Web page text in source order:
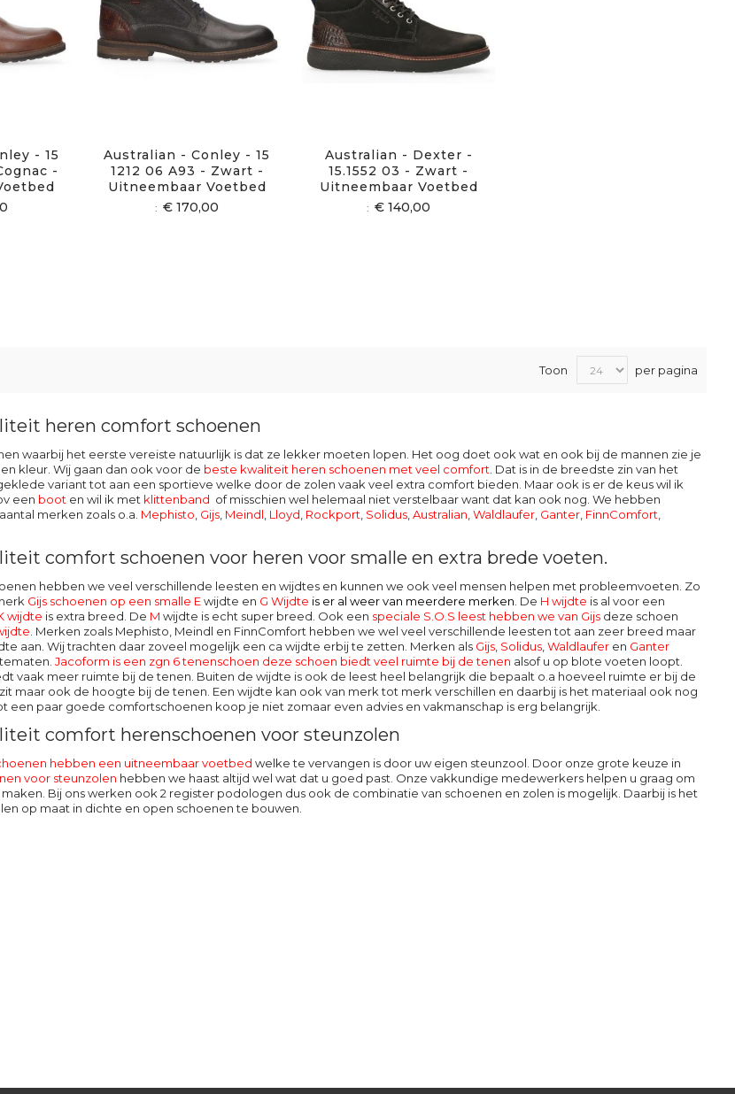
- 15
-
Australian - Conley - 15
1212 06 A93 - Zwart -
Uitneembaar Voetbed
€ 170,00
Australian - Dexter -
15.1552 03 - Zwart -
Uitneembaar Voetbed
€ 140,00
Toon per pagina
heren comfort schoenen
waarbij het eerste vereiste natuurlijk is dat ze lekker moeten lopen. Het oog doet ook wat en ook bij de mannen zie je
kleur. Wij gaan dan ook voor de beste kwaliteit heren schoenen met veel comfort . Dat is in de breedste zin van het
variant tot aan een sportieve welke door de zolen vaak veel extra comfort bieden. Maar ook is er de keus wil ik
een boot en wil ik met klittenband of misschien wel helemaal niet verstelbaar want dat kan ook nog. We hebben
merken zoals o.a. Mephisto Gijs, Meindl Lloyd Rockport Solidus, Australian Waldlaufer, Ganter, FinnComfort
comfort schoenen voor heren voor smalle en extra brede voeten.
hebben we veel verschillende leesten en wijdtes en kunnen we ook veel mensen helpen met probleemvoeten. Zo
Gijs schoenen op een smalle Ewijdte en G Wijdte is er al weer van meerdere merken . De H wijdte is al voor een
wijdte is extra breed. De M wijdte is echt super breed. Ook een speciale S.O.S leest hebben we van Gijsdeze schoen
. Merken zoals Mephisto, Meindl en FinnComfort hebben we wel veel verschillende leesten tot aan zeer breed maar
aan. Wij trachten daar zoveel mogelijk een ca wijdte erbij te zetten. Merken als Gijs, Solidus, Waldlauferen Ganter
Jacoform is een zgn 6 tenenschoen deze schoen biedt veel ruimte bij de tenen alsof u op blote voeten loopt.
vaak meer ruimte bij de tenen. Buiten de wijdte is ook de leest heel belangrijk die bepaalt o.a hoeveel ruimte er bij de
maar ook de hoogte bij de tenen. Een wijdte kan ook van merk tot merk verschillen en daarbij is het materiaal ook nog
een paar goede comfortschoenen koop je niet zomaar even advies en vakmanschap is erg belangrijk.
comfort herenschoenen voor steunzolen
hebben een uitneembaar voetbed welke te vervangen is door uw eigen steunzool. Door onze grote keuze in
voor steunzolen hebben we haast altijd wel wat dat u goed past. Onze vakkundige medewerkers helpen u graag om
Bij ons werken ook 2 register podologen dus ook de combinatie van schoenen en zolen is mogelijk. Daarbij is het
op maat in dichte en open schoenen te bouwen.